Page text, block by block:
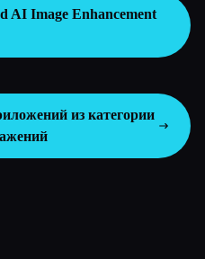
AI Image Enhancement
из категории